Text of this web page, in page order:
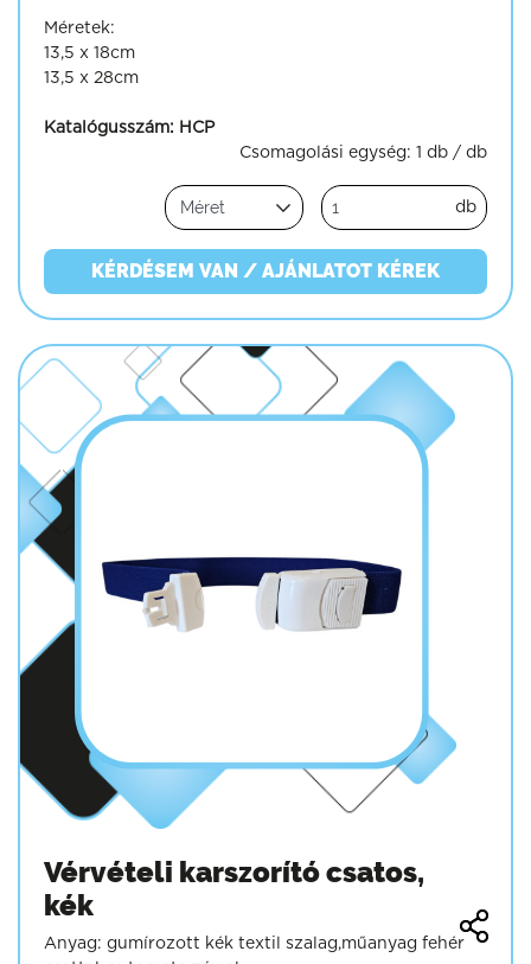
Méretek:
13,5 x 18cm
13,5 x 28cm
Katalógusszám: HCP
Csomagolási egység: 1 db / db
db
KÉRDÉSEM VAN / AJÁNLATOT KÉREK
Vérvételi karszorító csatos,
kék
Anyag: gumírozott kék textil szalag,műanyag fehér